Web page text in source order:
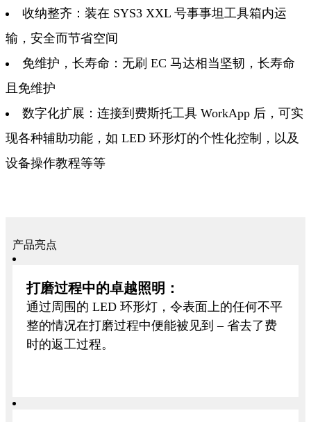
收纳整齐：装在 SYS3 XXL 号事事坦工具箱内运
输，安全而节省空间
免维护，长寿命：无刷 EC 马达相当坚韧，长寿命
且免维护
数字化扩展：连接到费斯托工具 WorkApp 后，可实
现各种辅助功能，如 LED 环形灯的个性化控制，以及
设备操作教程等等
产品亮点
打磨过程中的卓越照明：
通过周围的 LED 环形灯，令表面上的任何不平
整的情况在打磨过程中便能被见到 – 省去了费
时的返工过程。